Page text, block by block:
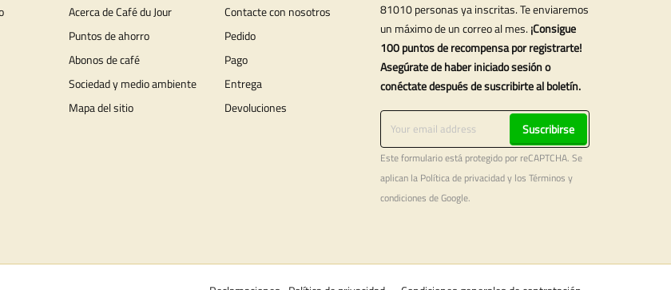
Acerca de Café du Jour
Puntos de ahorro
Abonos de café
Sociedad y medio ambiente
Mapa del sitio
Contacte con nosotros
Pedido
Pago
Entrega
Devoluciones
81010 personas ya inscritas. Te enviaremos
un máximo de un correo al mes. ¡Consigue
100 puntos de recompensa por registrarte!
Asegúrate de haber iniciado sesión o
conéctate después de suscribirte al boletín.
Suscribirse
Este formulario está protegido por reCAPTCHA. Se
aplican la Política de privacidady los Términos y
condiciones de Google.